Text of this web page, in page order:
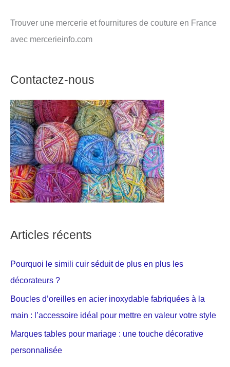
Trouver une mercerie et fournitures de couture en France
avec mercerieinfo.com
Contactez-nous
Articles récents
Pourquoi le simili cuir séduit de plus en plus les
décorateurs ?
Boucles d’oreilles en acier inoxydable fabriquées à la
main : l’accessoire idéal pour mettre en valeur votre style
Marques tables pour mariage : une touche décorative
personnalisée